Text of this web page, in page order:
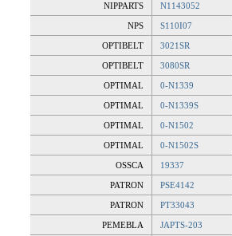
NIPPARTS N1143052
NPS S110I07
OPTIBELT 3021SR
OPTIBELT 3080SR
OPTIMAL 0-N1339
OPTIMAL 0-N1339S
OPTIMAL 0-N1502
OPTIMAL 0-N1502S
OSSCA 19337
PATRON PSE4142
PATRON PT33043
PEMEBLA JAPTS-203